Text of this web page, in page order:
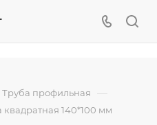
Труба профильная —
квадратная 140*100 мм